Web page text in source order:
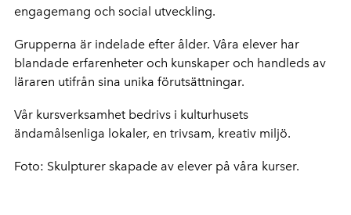
engagemang och social utveckling.
Grupperna är indelade efter ålder. Våra elever har
blandade erfarenheter och kunskaper och handleds av
läraren utifrån sina unika förutsättningar.
Vår kursverksamhet bedrivs i kulturhusets
ändamålsenliga lokaler, en trivsam, kreativ miljö.
Foto: Skulpturer skapade av elever på våra kurser.